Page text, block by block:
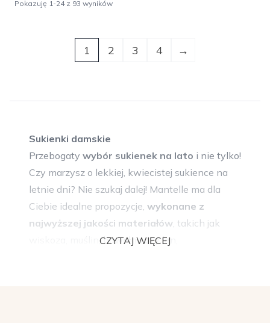
Pokazuję 1-24 z 93 wyników
1 2 3 4 →
Sukienki damskie
Przebogaty wybór sukienek na lato i nie tylko!
Czy marzysz o lekkiej, kwiecistej sukience na
letnie dni? Nie szukaj dalej! Mantelle ma dla
Ciebie idealne propozycje, wykonane z
najwyższej jakości materiałów, takich jak
wiskoza, muślin, bawełna czy len,
CZYTAJ WIĘCEJ